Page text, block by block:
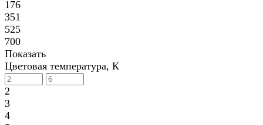
176
351
525
700
Показать
Цветовая температура, К
2
3
4